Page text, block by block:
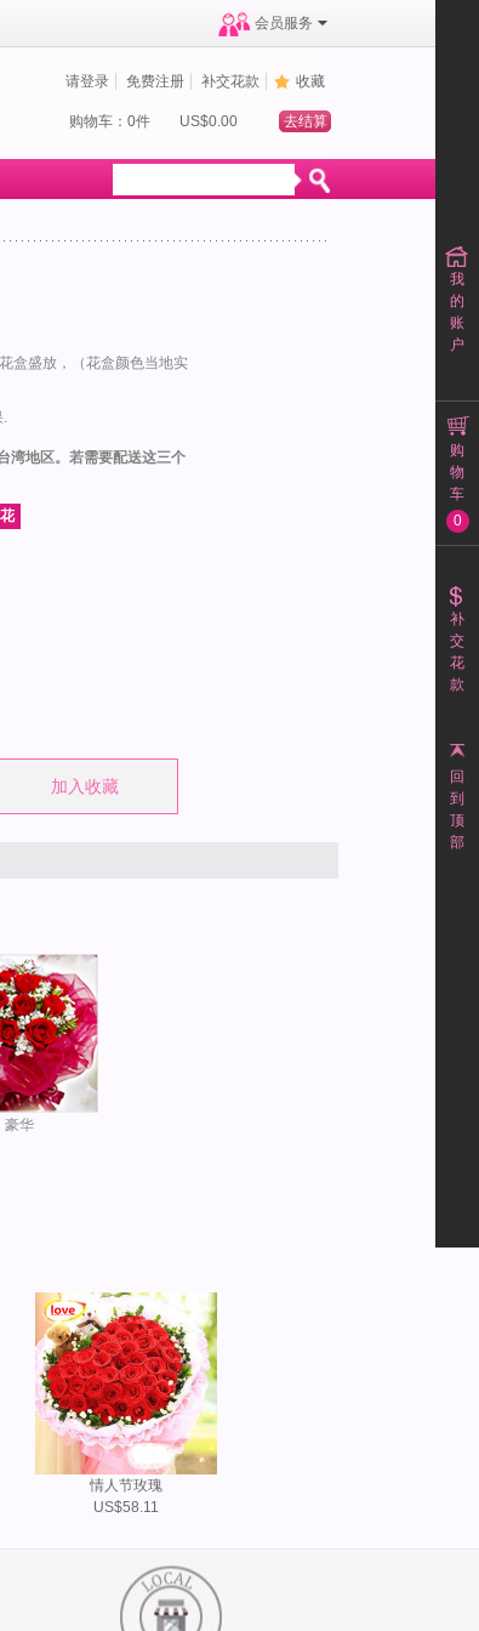
我
的
账
户
购
物
车
0
补
交
花
款
回
到
顶
部
会员服务
请登录 免费注册 补交花款 收藏
购物车：0件 US$0.00 去结算
盒盛放，（花盒颜色当地实
.
湾地区。若需要配送这三个
豪华
情人节玫瑰
US$58.11